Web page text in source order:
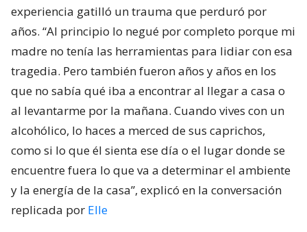
experiencia gatilló un trauma que perduró por
años. “Al principio lo negué por completo porque mi
madre no tenía las herramientas para lidiar con esa
tragedia. Pero también fueron años y años en los
que no sabía qué iba a encontrar al llegar a casa o
al levantarme por la mañana. Cuando vives con un
alcohólico, lo haces a merced de sus caprichos,
como si lo que él sienta ese día o el lugar donde se
encuentre fuera lo que va a determinar el ambiente
y la energía de la casa”, explicó en la conversación
replicada por Elle